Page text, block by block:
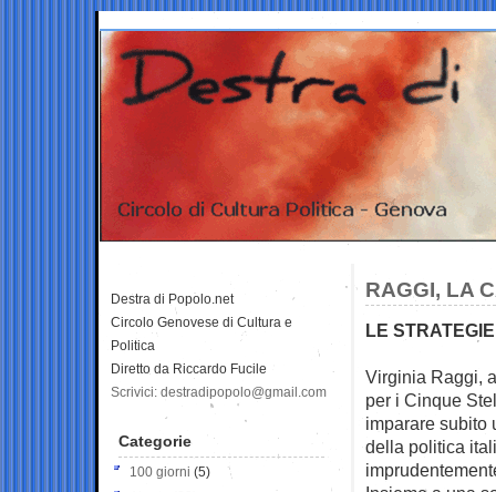
RAGGI, LA
LE
Virginia Raggi,
per i Cinque
imparare subito
della politica
Destra di Popolo.net
Circolo Genovese di Cultura e
Politica
Diretto da Riccardo Fucile
Scrivici: destradipopolo@gmail.com
Categorie
100 giorni (5)